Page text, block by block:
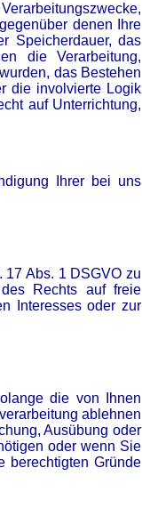
denen Ihre
Speicherdauer, das
die Verarbeitung,
das Bestehen
die involvierte Logik
auf Unterrichtung,
Ihrer bei uns
17 Abs. 1 DSGVO zu
Rechts auf freie
Interesses oder zur
die von Ihnen
ablehnen
Ausübung oder
oder wenn Sie
berechtigten Gründe